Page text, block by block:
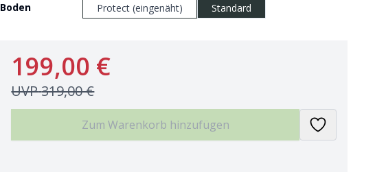
Boden Protect (eingenäht) Standard
199,00 €
UVP319,00 €
Zum Warenkorb hinzufügen